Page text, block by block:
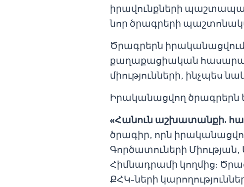
իրավունքների
նոր ծրագրերի
Ծրագրերն իրականացվում
քաղաքացիական
միությունների, ինչպես
Իրականացվող ծրագրերն
«Հանուն աշխատանքի.
ծրագիր, որն
Գործատուների
Հիմնադրամի կողմից:
ՔՀԿ-ների